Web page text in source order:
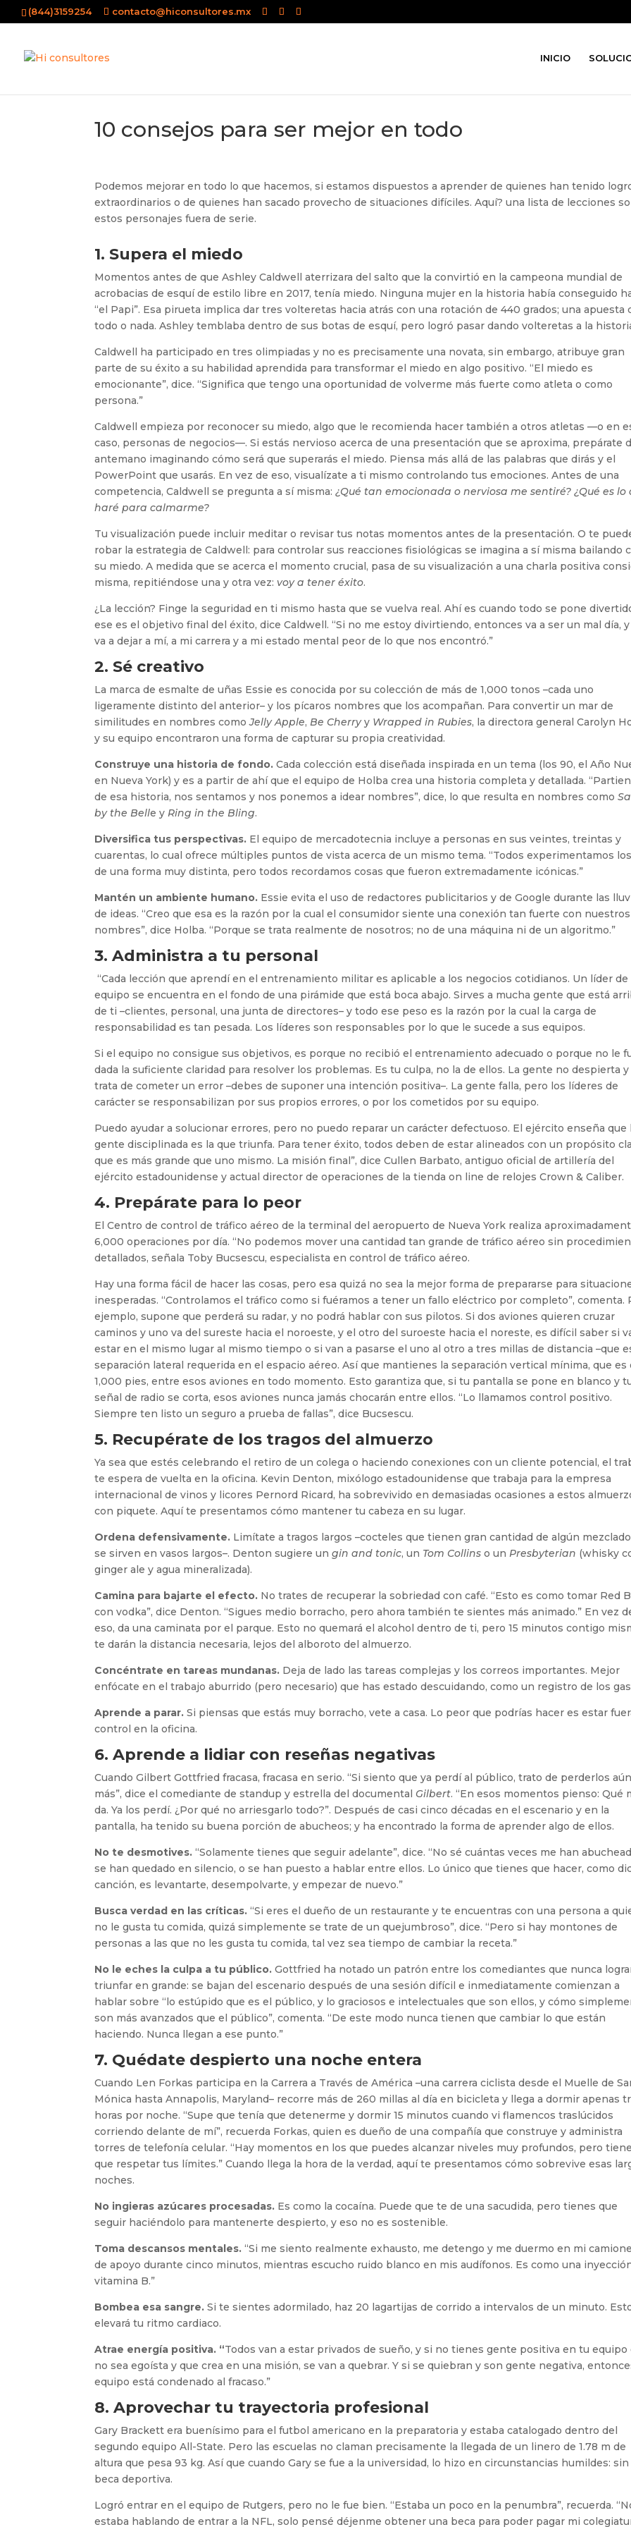
(844)3159254 contacto@hiconsultores.mx
INICIO
10 consejos para ser mejor en todo
Podemos mejorar en todo lo que hacemos, si estamos dispuestos a aprender de quienes han tenido
extraordinarios o de quienes han sacado provecho de situaciones difíciles. Aquí? una lista de lecciones
estos personajes fuera de serie.
1. Supera el miedo
Momentos antes de que Ashley Caldwell aterrizara del salto que la convirtió en la campeona mundial de
acrobacias de esquí de estilo libre en 2017, tenía miedo. Ninguna mujer en la historia había conseguido
“el Papi”. Esa pirueta implica dar tres volteretas hacia atrás con una rotación de 440 grados; una apuesta
todo o nada. Ashley temblaba dentro de sus botas de esquí, pero logró pasar dando volteretas a la
Caldwell ha participado en tres olimpiadas y no es precisamente una novata, sin embargo, atribuye gran
parte de su éxito a su habilidad aprendida para transformar el miedo en algo positivo. “El miedo es
emocionante”, dice. “Significa que tengo una oportunidad de volverme más fuerte como atleta o como
persona.”
Caldwell empieza por reconocer su miedo, algo que le recomienda hacer también a otros atletas —o en
caso, personas de negocios—. Si estás nervioso acerca de una presentación que se aproxima, prepárate
antemano imaginando cómo será que superarás el miedo. Piensa más allá de las palabras que dirás y el
PowerPoint que usarás. En vez de eso, visualízate a ti mismo controlando tus emociones. Antes de una
competencia, Caldwell se pregunta a sí misma:¿Qué tan emocionada o nerviosa me sentiré? ¿Qué es lo
haré para calmarme?
Tu visualización puede incluir meditar o revisar tus notas momentos antes de la presentación. O te
robar la estrategia de Caldwell: para controlar sus reacciones fisiológicas se imagina a sí misma bailando
su miedo. A medida que se acerca el momento crucial, pasa de su visualización a una charla positiva
misma, repitiéndose una y otra vez:voy a tener éxito.
¿La lección? Finge la seguridad en ti mismo hasta que se vuelva real. Ahí es cuando todo se pone
ese es el objetivo final del éxito, dice Caldwell. “Si no me estoy divirtiendo, entonces va a ser un mal día,
va a dejar a mí, a mi carrera y a mi estado mental peor de lo que nos encontró.”
2. Sé creativo
La marca de esmalte de uñas Essie es conocida por su colección de más de 1,000 tonos –cada uno
ligeramente distinto del anterior– y los pícaros nombres que los acompañan. Para convertir un mar de
similitudes en nombres comoJelly Apple,Be Cherryy Wrapped in Rubies, la directora general Carolyn
y su equipo encontraron una forma de capturar su propia creatividad.
Construye una historia de fondo. Cada colección está diseñada inspirada en un tema (los 90, el Año
en Nueva York) y es a partir de ahí que el equipo de Holba crea una historia completa y detallada.
de esa historia, nos sentamos y nos ponemos a idear nombres”, dice, lo que resulta en nombres como
by the Belle yRing in the Bling.
Diversifica tus perspectivas. El equipo de mercadotecnia incluye a personas en sus veintes, treintas y
cuarentas, lo cual ofrece múltiples puntos de vista acerca de un mismo tema. “Todos experimentamos
de una forma muy distinta, pero todos recordamos cosas que fueron extremadamente icónicas.”
Mantén un ambiente humano. Essie evita el uso de redactores publicitarios y de Google durante las
de ideas. “Creo que esa es la razón por la cual el consumidor siente una conexión tan fuerte con nuestros
nombres”, dice Holba. “Porque se trata realmente de nosotros; no de una máquina ni de un algoritmo.”
3. Administra a tu personal
“Cada lección que aprendí en el entrenamiento militar es aplicable a los negocios cotidianos. Un líder de
equipo se encuentra en el fondo de una pirámide que está boca abajo. Sirves a mucha gente que está
de ti –clientes, personal, una junta de directores– y todo ese peso es la razón por la cual la carga de
responsabilidad es tan pesada. Los líderes son responsables por lo que le sucede a sus equipos.
Si el equipo no consigue sus objetivos, es porque no recibió el entrenamiento adecuado o porque no le
dada la suficiente claridad para resolver los problemas. Es tu culpa, no la de ellos. La gente no despierta y
trata de cometer un error –debes de suponer una intención positiva–. La gente falla, pero los líderes de
carácter se responsabilizan por sus propios errores, o por los cometidos por su equipo.
Puedo ayudar a solucionar errores, pero no puedo reparar un carácter defectuoso. El ejército enseña que
gente disciplinada es la que triunfa. Para tener éxito, todos deben de estar alineados con un propósito
que es más grande que uno mismo. La misión final”, dice Cullen Barbato, antiguo oficial de artillería del
ejército estadounidense y actual director de operaciones de la tienda on line de relojes Crown & Caliber.
4. Prepárate para lo peor
El Centro de control de tráfico aéreo de la terminal del aeropuerto de Nueva York realiza
6,000 operaciones por día. “No podemos mover una cantidad tan grande de tráfico aéreo sin
detallados, señala Toby Bucsescu, especialista en control de tráfico aéreo.
Hay una forma fácil de hacer las cosas, pero esa quizá no sea la mejor forma de prepararse para
inesperadas. “Controlamos el tráfico como si fuéramos a tener un fallo eléctrico por completo”, comenta.
ejemplo, supone que perderá su radar, y no podrá hablar con sus pilotos. Si dos aviones quieren cruzar
caminos y uno va del sureste hacia el noroeste, y el otro del suroeste hacia el noreste, es difícil saber si
estar en el mismo lugar al mismo tiempo o si van a pasarse el uno al otro a tres millas de distancia –que
separación lateral requerida en el espacio aéreo. Así que mantienes la separación vertical mínima, que es
1,000 pies, entre esos aviones en todo momento. Esto garantiza que, si tu pantalla se pone en blanco y
señal de radio se corta, esos aviones nunca jamás chocarán entre ellos. “Lo llamamos control positivo.
Siempre ten listo un seguro a prueba de fallas”, dice Bucsescu.
5. Recupérate de los tragos del almuerzo
Ya sea que estés celebrando el retiro de un colega o haciendo conexiones con un cliente potencial, el
te espera de vuelta en la oficina. Kevin Denton, mixólogo estadounidense que trabaja para la empresa
internacional de vinos y licores Pernord Ricard, ha sobrevivido en demasiadas ocasiones a estos
con piquete. Aquí te presentamos cómo mantener tu cabeza en su lugar.
Ordena defensivamente. Limítate a tragos largos –cocteles que tienen gran cantidad de algún
se sirven en vasos largos–. Denton sugiere ungin and tonic, un Tom Collins o unPresbyterian (whisky
ginger ale y agua mineralizada).
Camina para bajarte el efecto. No trates de recuperar la sobriedad con café. “Esto es como tomar Red
con vodka”, dice Denton. “Sigues medio borracho, pero ahora también te sientes más animado.” En vez
eso, da una caminata por el parque. Esto no quemará el alcohol dentro de ti, pero 15 minutos contigo
te darán la distancia necesaria, lejos del alboroto del almuerzo.
Concéntrate en tareas mundanas. Deja de lado las tareas complejas y los correos importantes. Mejor
enfócate en el trabajo aburrido (pero necesario) que has estado descuidando, como un registro de los
Aprende a parar.Si piensas que estás muy borracho, vete a casa. Lo peor que podrías hacer es estar
control en la oficina.
6. Aprende a lidiar con reseñas negativas
Cuando Gilbert Gottfried fracasa, fracasa en serio. “Si siento que ya perdí al público, trato de perderlos aún
más”, dice el comediante de standup y estrella del documental Gilbert. “En esos momentos pienso: Qué
da. Ya los perdí. ¿Por qué no arriesgarlo todo?”. Después de casi cinco décadas en el escenario y en la
pantalla, ha tenido su buena porción de abucheos; y ha encontrado la forma de aprender algo de ellos.
No te desmotives.“Solamente tienes que seguir adelante”, dice. “No sé cuántas veces me han
se han quedado en silencio, o se han puesto a hablar entre ellos. Lo único que tienes que hacer, como
canción, es levantarte, desempolvarte, y empezar de nuevo.”
Busca verdad en las críticas.“Si eres el dueño de un restaurante y te encuentras con una persona a
no le gusta tu comida, quizá simplemente se trate de un quejumbroso”, dice. “Pero si hay montones de
personas a las que no les gusta tu comida, tal vez sea tiempo de cambiar la receta.”
No le eches la culpa a tu público.Gottfried ha notado un patrón entre los comediantes que nunca
triunfar en grande: se bajan del escenario después de una sesión difícil e inmediatamente comienzan a
hablar sobre “lo estúpido que es el público, y lo graciosos e intelectuales que son ellos, y cómo
son más avanzados que el público”, comenta. “De este modo nunca tienen que cambiar lo que están
haciendo. Nunca llegan a ese punto.”
7. Quédate despierto una noche entera
Cuando Len Forkas participa en la Carrera a Través de América –una carrera ciclista desde el Muelle de
Mónica hasta Annapolis, Maryland­– recorre más de 260 millas al día en bicicleta y llega a dormir apenas
horas por noche. “Supe que tenía que detenerme y dormir 15 minutos cuando vi flamencos traslúcidos
corriendo delante de mí”, recuerda Forkas, quien es dueño de una compañía que construye y administra
torres de telefonía celular. “Hay momentos en los que puedes alcanzar niveles muy profundos, pero
que respetar tus límites.” Cuando llega la hora de la verdad, aquí te presentamos cómo sobrevive esas
noches.
No ingieras azúcares procesadas. Es como la cocaína. Puede que te de una sacudida, pero tienes que
seguir haciéndolo para mantenerte despierto, y eso no es sostenible.
Toma descansos mentales.“Si me siento realmente exhausto, me detengo y me duermo en mi
de apoyo durante cinco minutos, mientras escucho ruido blanco en mis audífonos. Es como una
vitamina B.”
Bombea esa sangre.Si te sientes adormilado, haz 20 lagartijas de corrido a intervalos de un minuto.
elevará tu ritmo cardiaco.
Atrae energía positiva. “Todos van a estar privados de sueño, y si no tienes gente positiva en tu equipo
no sea egoísta y que crea en una misión, se van a quebrar. Y si se quiebran y son gente negativa,
equipo está condenado al fracaso.”
8. Aprovechar tu trayectoria profesional
Gary Brackett era buenísimo para el futbol americano en la preparatoria y estaba catalogado dentro del
segundo equipo All-State. Pero las escuelas no claman precisamente la llegada de un linero de 1.78 m de
altura que pesa 93 kg. Así que cuando Gary se fue a la universidad, lo hizo en circunstancias humildes: sin
beca deportiva.
Logró entrar en el equipo de Rutgers, pero no le fue bien. “Estaba un poco en la penumbra”, recuerda.
estaba hablando de entrar a la NFL, solo pensé déjenme obtener una beca para poder pagar mi